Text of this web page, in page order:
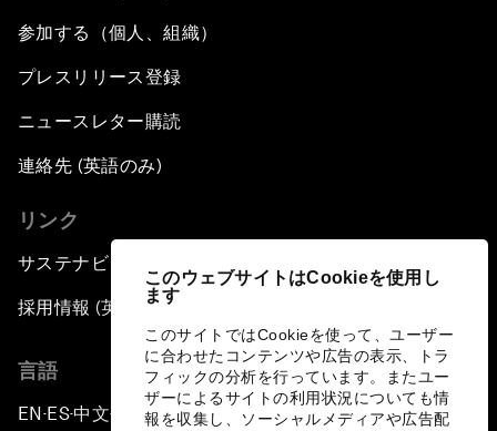
このウェブサイトはCookieを使用し
ます
このサイトではCookieを使って、ユーザー
に合わせたコンテンツや広告の表示、トラ
フィックの分析を行っています。またユー
ザーによるサイトの利用状況についても情
報を収集し、ソーシャルメディアや広告配
参加する（個人、組織）
プレスリリース登録
ニュースレター購読
連絡先 (英語のみ)
リンク
サステナビリティへの取り組み
採用情報 (英語のみ)
言語
EN ▪ES▪中文▪ 日本語